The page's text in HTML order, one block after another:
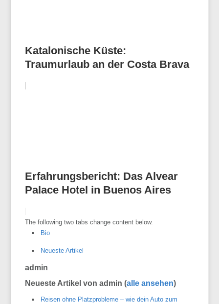
Katalonische Küste:
Traumurlaub an der Costa Brava
Erfahrungsbericht: Das Alvear
Palace Hotel in Buenos Aires
The following two tabs change content below.
Bio
Neueste Artikel
admin
Neueste Artikel von admin(alle ansehen)
Reisen ohne Platzprobleme – wie dein Auto zum